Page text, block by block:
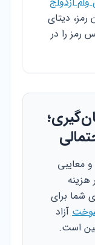
دیتای
رمز را در
معایبی
شما برای
آزاد
است.